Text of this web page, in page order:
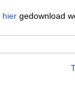
hier gedownload